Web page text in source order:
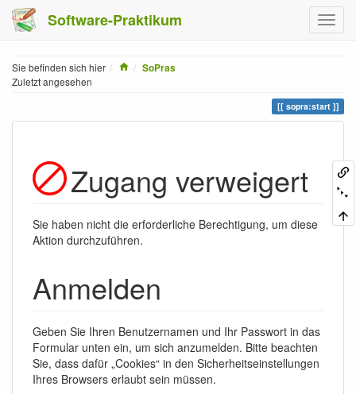
Software-Praktikum
Sie befinden sich hier Home
SoPras
Zuletzt angesehen
sopra:start
Zugang verweigert
Sie haben nicht die erforderliche Berechtigung, um diese
Aktion durchzuführen.
Anmelden
Geben Sie Ihren Benutzernamen und Ihr Passwort in das
Formular unten ein, um sich anzumelden. Bitte beachten
Sie, dass dafür „Cookies“ in den Sicherheitseinstellungen
Ihres Browsers erlaubt sein müssen.